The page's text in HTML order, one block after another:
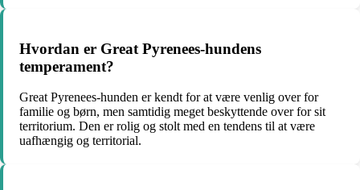
Hvordan er Great Pyrenees-hundens
temperament?
Great Pyrenees-hunden er kendt for at være venlig over for
familie og børn, men samtidig meget beskyttende over for sit
territorium. Den er rolig og stolt med en tendens til at være
uafhængig og territorial.